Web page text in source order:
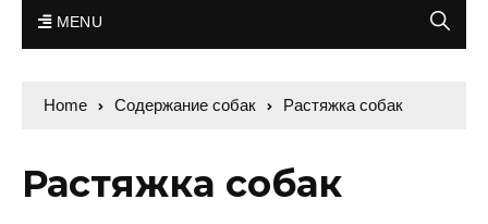
MENU
Home Содержание собак Растяжка собак
Растяжка собак